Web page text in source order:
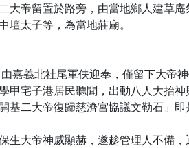
帝留置於路旁，由當地鄉人建草
太子等，為當地莊廟。
嘉義北社尾軍伕迎奉，僅留下大帝
宅子港居民聽聞，出動八人大抬
二大帝復歸慈濟宮協議文勒石」即
大帝神威顯赫，遂趁管理人不備